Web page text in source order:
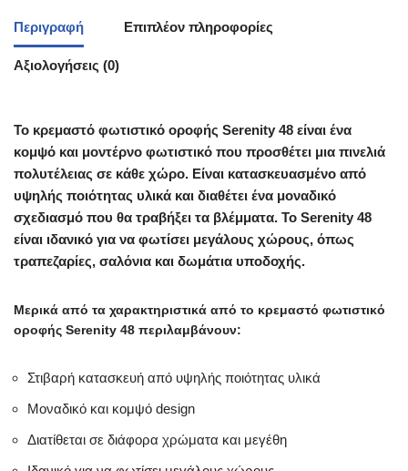
Περιγραφή Επιπλέον πληροφορίες
Αξιολογήσεις (0)
Το κρεμαστό φωτιστικό οροφής Serenity 48 είναι ένα
κομψό και μοντέρνο φωτιστικό που προσθέτει μια πινελιά
πολυτέλειας σε κάθε χώρο. Είναι κατασκευασμένο από
υψηλής ποιότητας υλικά και διαθέτει ένα μοναδικό
σχεδιασμό που θα τραβήξει τα βλέμματα. Το Serenity 48
είναι ιδανικό για να φωτίσει μεγάλους χώρους, όπως
τραπεζαρίες, σαλόνια και δωμάτια υποδοχής.
Μερικά από τα χαρακτηριστικά από το κρεμαστό φωτιστικό
οροφής Serenity 48 περιλαμβάνουν:
Στιβαρή κατασκευή από υψηλής ποιότητας υλικά
Μοναδικό και κομψό design
Διατίθεται σε διάφορα χρώματα και μεγέθη